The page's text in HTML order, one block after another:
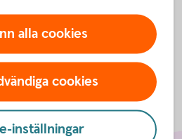
alla cookies
cookies
inställningar